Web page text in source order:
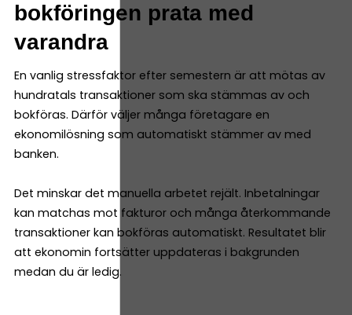
bokföringen prata med
varandra
En vanlig stressfaktor efter semestern är att mötas av
hundratals transaktioner som ska stämmas av och
bokföras. Därför väljer många företagare en
ekonomilösning som automatiskt stämmer av med
banken.
Det minskar det manuella arbetet rejält. Inbetalningar
kan matchas mot fakturor och många återkommande
transaktioner kan bokföras automatiskt. Resultatet blir
att ekonomin fortsätter uppdateras i bakgrunden
medan du är ledig.